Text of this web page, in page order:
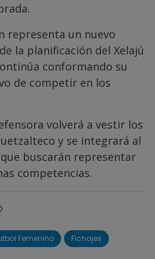
representa un nuevo
la planificación del Xelajú
conformando su
de competir en los
volverá a vestir los
y se integrará al
buscarán representar
competencias.
Femenino Fichajes